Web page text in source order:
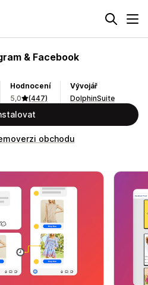
& Facebook
Hodnocení
5,0
(447)
Vývojář
DolphinSuite
obchodu